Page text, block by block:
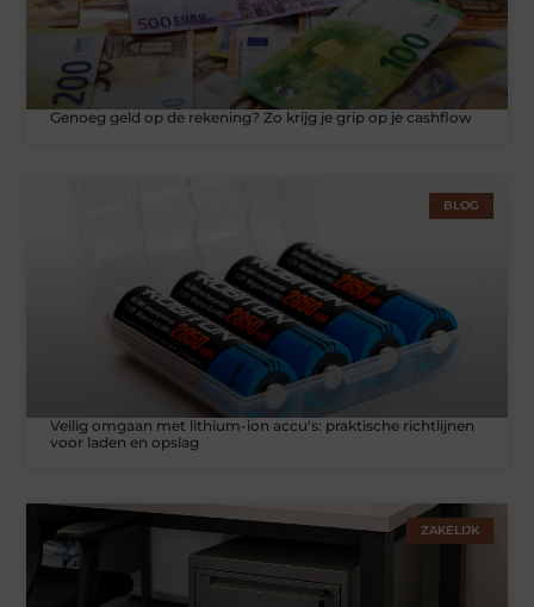
Genoeg geld op de rekening? Zo krijg je grip op je cashflow
BLOG
Veilig omgaan met lithium-ion accu's: praktische richtlijnen
voor laden en opslag
ZAKELIJK